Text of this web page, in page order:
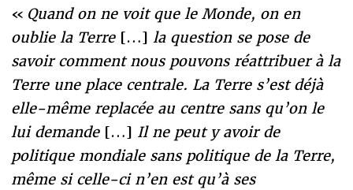
« Quand on ne voit que le Monde, on en
oublie la Terre[…] la question se pose de
savoir comment nous pouvons réattribuer à la
Terre une place centrale. La Terre s’est déjà
elle-même replacée au centre sans qu’on le
lui demande[…] Il ne peut y avoir de
politique mondiale sans politique de la Terre,
même si celle-ci n’en est qu’à ses